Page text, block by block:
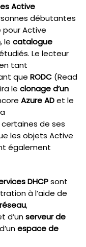
Active
débutantes
pour Active
,le catalogue
Le lecteur
tant
que RODC (Read
le clonage d’un
Azure ADet le
de ses
les objets Active
également
DHCPsont
à l’aide de
,
d’unserveur de
espace de